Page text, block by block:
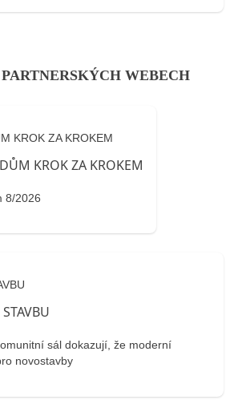
WEBECH
KROK ZA KROKEM
8/2026
sál dokazují, že moderní
novostavby